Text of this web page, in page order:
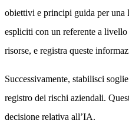
obiettivi e principi guida per
espliciti con un referente a
risorse, e registra queste
Successivamente, stabilisci
registro dei rischi aziendali.
decisione relativa all’IA.